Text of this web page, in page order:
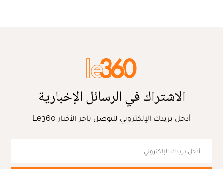
الاشتراك في الرسائل الإخبارية
أدخل بريدك الإلكتروني للتوصل بآخر الأخبار Le360